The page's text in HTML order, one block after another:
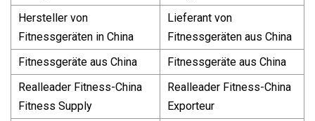
Hersteller von
Fitnessgeräten in China
Lieferant von
Fitnessgeräten aus China
Fitnessgeräte aus China
Fitnessgeräte aus China
Realleader Fitness-China
Fitness Supply
Realleader Fitness-China
Exporteur